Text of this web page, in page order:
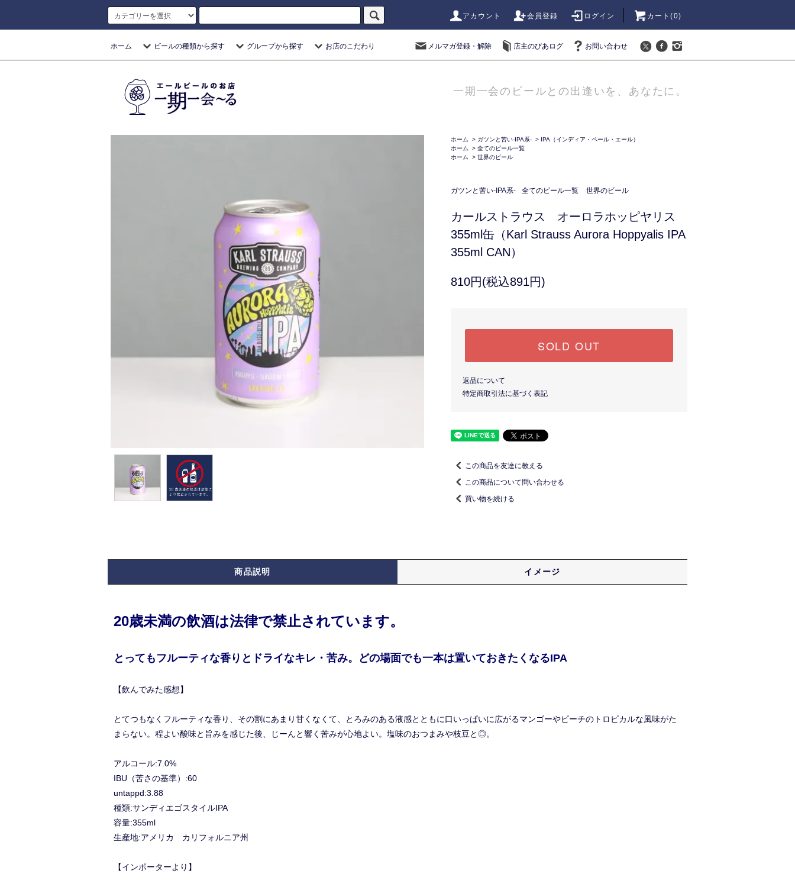
アカウント 会員登録 ログイン カート(0)
ホーム ビールの種類から探す グループから探す お店のこだわり メルマガ登録・解除 店主のびあログ お問い合わせ
一期一会のビールとの出逢いを、あなたに。
ホーム > ガツンと苦い-IPA系- > IPA（インディア・ペール・エール）
ホーム
> 全てのビール一覧
ホーム
> 世界のビール
ガツンと苦い-IPA系- 全てのビール一覧 世界のビール
カールストラウス オーロラホッピヤリス
355ml缶（Karl Strauss Aurora Hoppyalis IPA
355ml CAN）
810円(税込891円)
SOLD OUT
返品について
特定商取引法に基づく表記
この商品を友達に教える
この商品について問い合わせる
買い物を続ける
商品説明 イメージ
20歳未満の飲酒は法律で禁止されています。
とってもフルーティな香りとドライなキレ・苦み。どの場面でも一本は置いておきたくなるIPA
【飲んでみた感想】
とてつもなくフルーティな香り、その割にあまり甘くなくて、とろみのある液感とともに口いっぱいに広がるマンゴーやピーチのトロピカルな風味がた
まらない。程よい酸味と旨みを感じた後、じーんと響く苦みが心地よい。塩味のおつまみや枝豆と◎。
アルコール:7.0%
IBU（苦さの基準）:60
untappd:3.88
種類:サンディエゴスタイルIPA
容量:355ml
生産地:アメリカ カリフォルニア州
【インポーターより】